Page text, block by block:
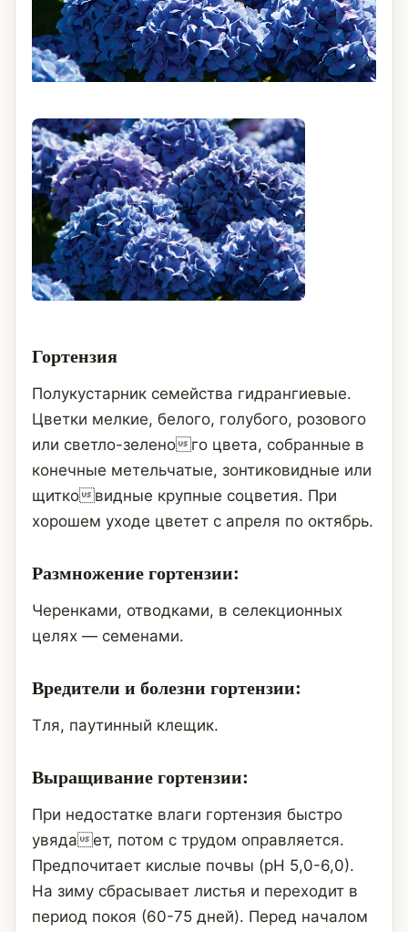
Гортензия
Полукустарник семейства гидрангиевые.
Цветки мелкие, белого, голубого, розового
или светло-зеленого цвета, собранные в
конечные метельчатые, зонтиковидные или
щитковидные крупные соцветия. При
хорошем уходе цветет с апреля по октябрь.
Размножение гортензии:
Черенками, отводками, в селекционных
целях — семенами.
Вредители и болезни гортензии:
Тля, паутинный клещик.
Выращивание гортензии:
При недостатке влаги гортензия быстро
увядает, потом с трудом оправляется.
Предпочитает кислые почвы (рН 5,0-6,0).
На зиму сбрасывает листья и переходит в
период покоя (60-75 дней). Перед началом